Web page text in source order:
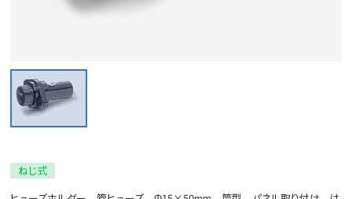
ねじ式